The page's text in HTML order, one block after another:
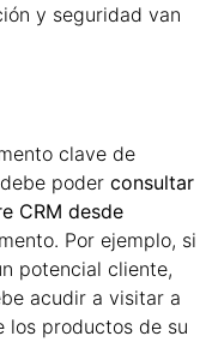
y seguridad van
clave de
poder consultar
CRM desde
Por ejemplo, si
potencial cliente,
acudir a visitar a
los productos de su